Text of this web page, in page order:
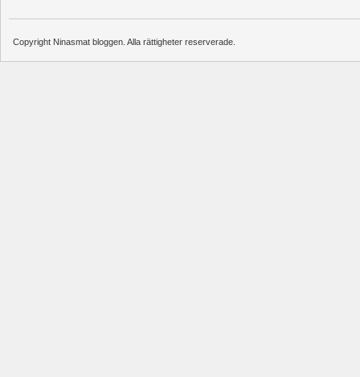
Copyright Ninasmat bloggen. Alla rättigheter reserverade.